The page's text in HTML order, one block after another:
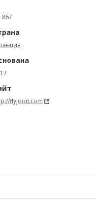
867
flyjoon.com